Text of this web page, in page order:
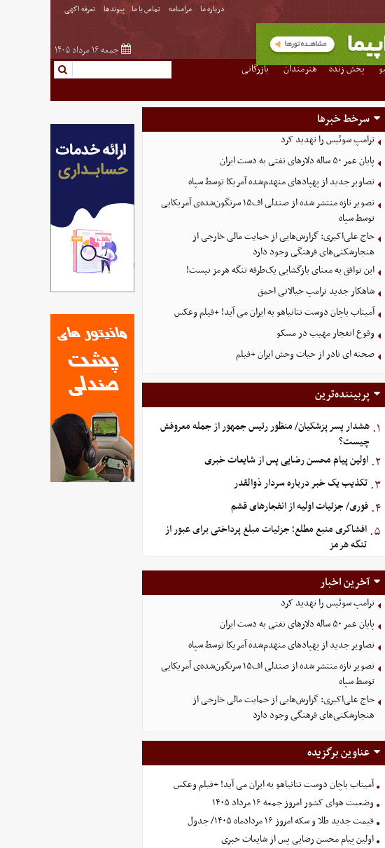
درباره ما مرامنامه تماس با ما پیوندها تعرفه اگهی
جمعه ۱۶ مرداد ۱۴۰۵
پخش زنده هنرمندان
بازرگانی
سرخط خبرها
ترامپ سوئیس را تهدید کرد
پایان عمر ۵۰ ساله دلارهای نفتی به دست ایران
تصاویر جدید از پهپادهای منهدم‌شده آمریکا توسط سپاه
تصویر تازه منتشر شده از صندلی اف۱۵ سرنگون‌شده‌ی آمریکایی
توسط سپاه
حاج علی‌اکبری: گزارش‌هایی از حمایت مالی خارجی از
هنجارشکنی‌های فرهنگی وجود دارد
این توافق به معنای بازگشایی یک‌طرفه تنگه هرمز نیست!
شاهکار جدید ترامپ خیالاتی احمق
آمیتاب باچان دوست نتانیاهو به ایران می آید! +فیلم وعکس
وقوع انفجار مهیب در مسکو
صحنه ای نادر از حیات وحش ایران +فیلم
پربیننده‌ترین
۱. هشدار پسر پزشکیان/ منظور رئیس جمهور از جمله معروفش
چیست؟
۲. اولین پیام محسن رضایی پس از شایعات خبری
۳. تکذیب یک خبر درباره سردار ذوالقدر
۴. فوری/ جزئیات اولیه از انفجارهای قشم
۵. افشاگری منبع مطلع؛ جزئیات مبلغ پرداختی برای عبور از
تنگه هرمز
آخرین اخبار
ترامپ سوئیس را تهدید کرد
پایان عمر ۵۰ ساله دلارهای نفتی به دست ایران
تصاویر جدید از پهپادهای منهدم‌شده آمریکا توسط سپاه
تصویر تازه منتشر شده از صندلی اف۱۵ سرنگون‌شده‌ی آمریکایی
توسط سپاه
حاج علی‌اکبری: گزارش‌هایی از حمایت مالی خارجی از
هنجارشکنی‌های فرهنگی وجود دارد
عناوین برگزیده
آمیتاب باچان دوست نتانیاهو به ایران می آید! +فیلم وعکس
وضعیت هوای کشور امروز جمعه ۱۶ مرداد ۱۴۰۵
قیمت جدید طلا و سکه امروز ۱۶ مردادماه ۱۴۰۵/ جدول
اولین پیام محسن رضایی پس از شایعات خبری